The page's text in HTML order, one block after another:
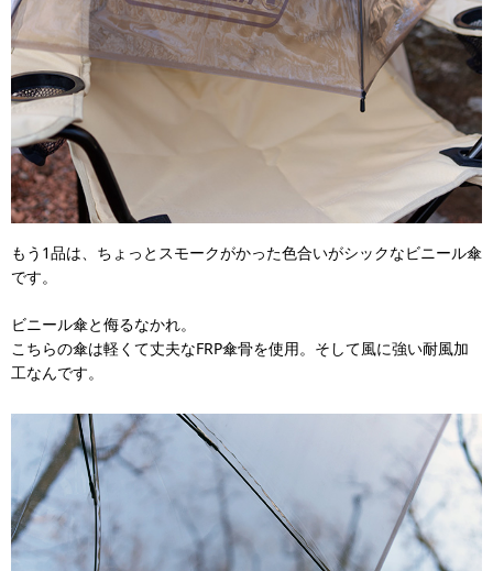
もう1品は、ちょっとスモークがかった色合いがシックなビニール傘
です。
ビニール傘と侮るなかれ。
こちらの傘は軽くて丈夫なFRP傘骨を使用。そして風に強い耐風加
工なんです。